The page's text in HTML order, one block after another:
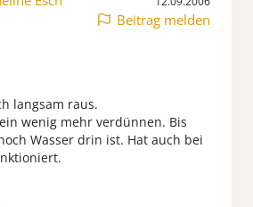
Beitrag melden
langsam raus.
wenig mehr verdünnen. Bis
Wasser drin ist. Hat auch bei